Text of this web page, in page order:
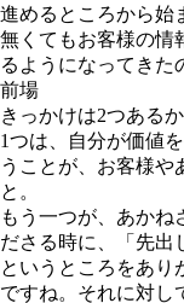
進めるところから始
無くてもお客様の情
るようになってきた
前場
きっかけは2つある
1つは、自分が価値
うことが、お客様や
と。
もう一つが、あかね
ださる時に、「先出
というところをあり
ですね。それに対し